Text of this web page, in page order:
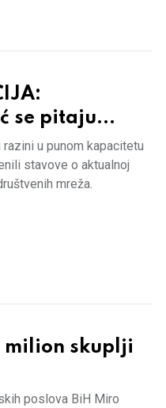
se pitaju...
u punom kapacitetu
stavove o aktualnoj
mreža.
milion skuplji
poslova BiH Miro